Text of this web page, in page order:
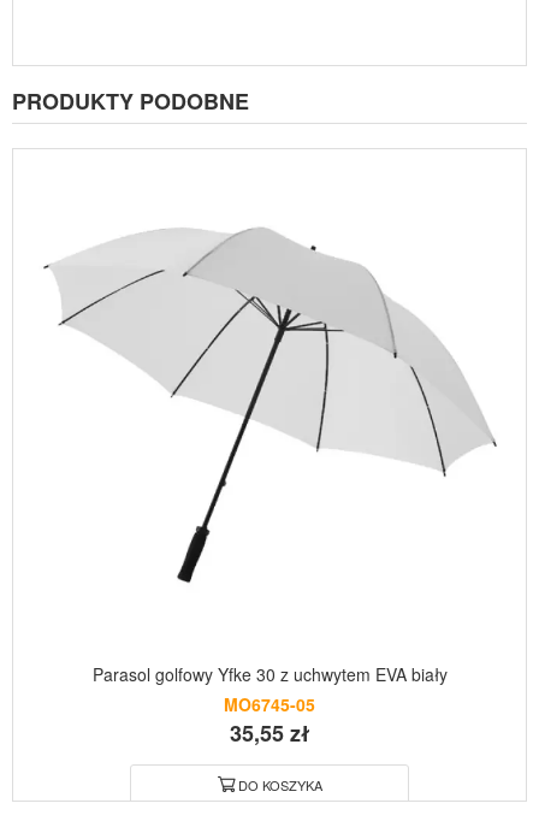
PRODUKTY PODOBNE
Parasol golfowy Yfke 30 z uchwytem EVA biały
MO6745-05
35,55 zł
DO KOSZYKA